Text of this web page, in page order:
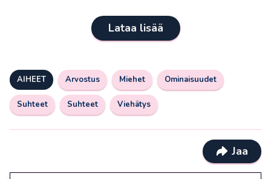
Lataa lisää
AIHEET Arvostus Miehet Ominaisuudet
Suhteet Suhteet Viehätys
Jaa